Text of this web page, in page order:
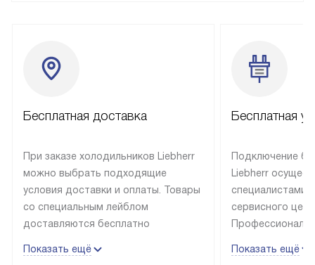
Бесплатная доставка
При заказе холодильников Liebherr
можно выбрать подходящие
условия доставки и оплаты. Товары
со специальным лейблом
доставляются бесплатно
до подъезда, выезд за МКАД
Показать ещё
Бесплатная
Подключение
Liebherr
специалистами
сервисного
эксплуатации
Показать ещё